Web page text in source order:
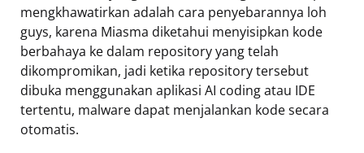
mengkhawatirkan adalah cara penyebarannya loh
guys, karena Miasma diketahui menyisipkan kode
berbahaya ke dalam repository yang telah
dikompromikan, jadi ketika repository tersebut
dibuka menggunakan aplikasi AI coding atau IDE
tertentu, malware dapat menjalankan kode secara
otomatis.